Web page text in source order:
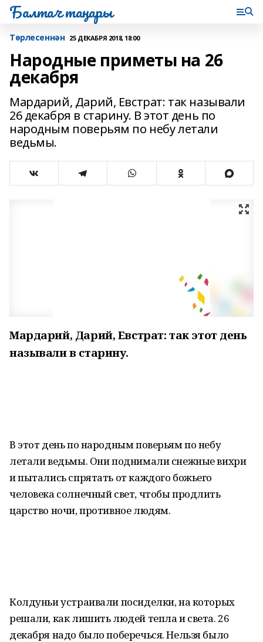
Балтач таңнары
Tөрлесеннән 25 ДЕКАБРЯ 2018, 18:00
Народные приметы на 26
декабря
Мардарий, Дарий, Евстрат: так называли
26 декабря в старину. В этот день по
народным поверьям по небу летали
ведьмы.
Мардарий, Дарий, Евстрат: так этот день
называли в старину.
В этот день по народным поверьям по небу
летали ведьмы. Они поднимали снежные вихри
и пытались спрятать от каждого божьего
человека солнечный свет, чтобы продлить
царство ночи, противное людям.
Колдуньи устраивали посиделки, на которых
решали, как лишить людей тепла и света. 26
декабря надо было поберечься. Нельзя было